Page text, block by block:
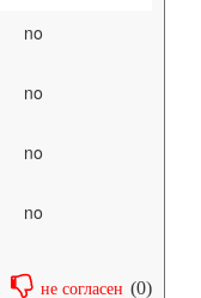
no
no
no
no
не согласен (0)